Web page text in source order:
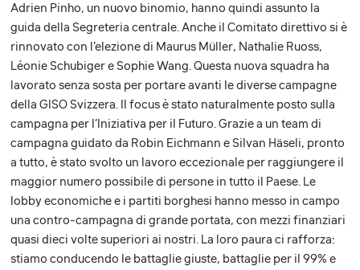
Adrien Pinho, un nuovo binomio, hanno quindi assunto la
guida della Segreteria centrale. Anche il Comitato direttivo si è
rinnovato con l’elezione di Maurus Müller, Nathalie Ruoss,
Léonie Schubiger e Sophie Wang. Questa nuova squadra ha
lavorato senza sosta per portare avanti le diverse campagne
della GISO Svizzera. Il focus è stato naturalmente posto sulla
campagna per l’Iniziativa per il Futuro. Grazie a un team di
campagna guidato da Robin Eichmann e Silvan Häseli, pronto
a tutto, è stato svolto un lavoro eccezionale per raggiungere il
maggior numero possibile di persone in tutto il Paese. Le
lobby economiche e i partiti borghesi hanno messo in campo
una contro-campagna di grande portata, con mezzi finanziari
quasi dieci volte superiori ai nostri. La loro paura ci rafforza:
stiamo conducendo le battaglie giuste, battaglie per il 99% e